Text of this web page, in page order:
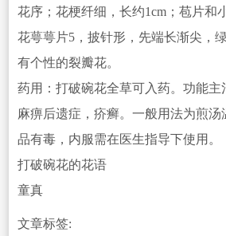
花序；花梗纤细，长约1cm；苞片和
花萼萼片5，披针形，先端长渐尖，
有个性的裂瓣花。
药用：打破碗花全草可入药。功能主
麻痹后遗症，疥癣。一般用法为煎汤
品有毒，内服需在医生指导下使用。
打破碗花的花语
童真
文章标签: